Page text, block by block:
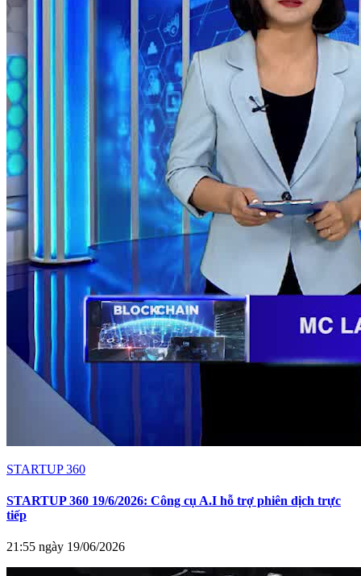
STARTUP 360
STARTUP 360 19/6/2026: Công cụ A.I hỗ trợ phiên dịch trực
tiếp
21:55 ngày 19/06/2026